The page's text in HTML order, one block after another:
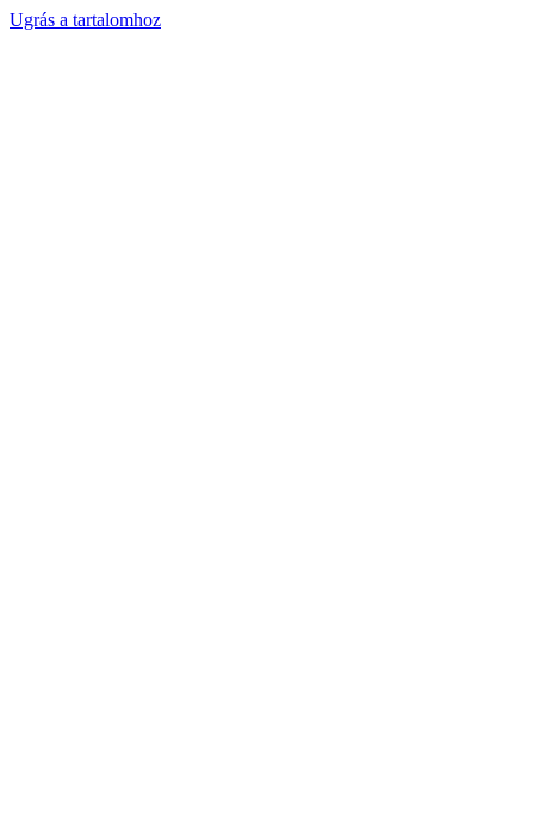
Ugrás a tartalomhoz